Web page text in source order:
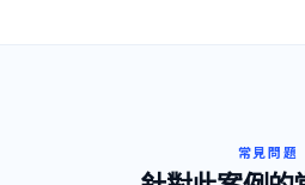
常見問題